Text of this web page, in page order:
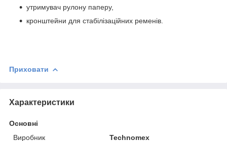
утримувач рулону паперу,
кронштейни для стабілізаційних ременів.
Приховати
Характеристики
Основні
Виробник
Technomex